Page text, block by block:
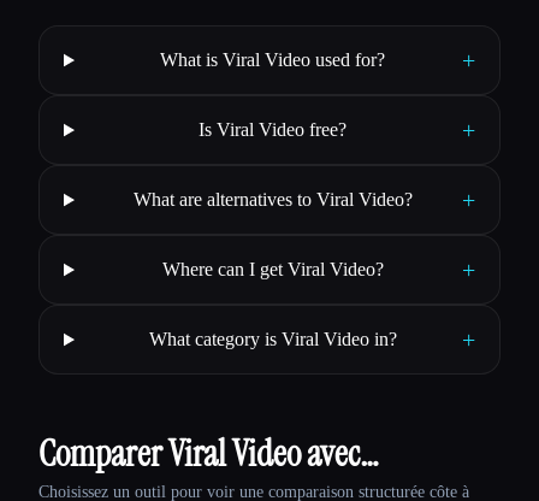
What is Viral Video used for? +
Is Viral Video free? +
What are alternatives to Viral Video? +
Where can I get Viral Video? +
What category is Viral Video in? +
Comparer Viral Video avec…
Choisissez un outil pour voir une comparaison structurée côte à